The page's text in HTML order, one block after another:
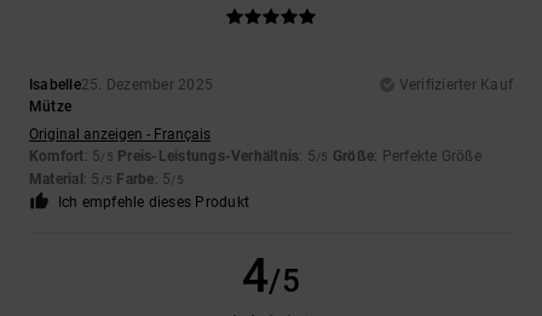
Isabelle25. Dezember 2025
Verifizierter Kauf
Mütze
Original anzeigen - Français
Komfort: 5/5 Preis-Leistungs-Verhältnis: 5/5 Größe: Perfekte Größe
Material : 5 /5 Farbe: 5/5
Ich empfehle dieses Produkt
4/5